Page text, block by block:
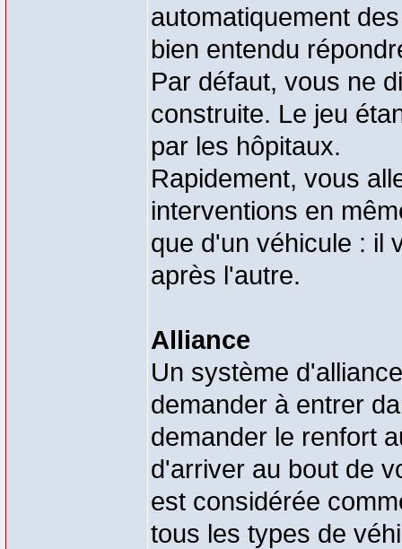
automatiquement
bien entendu
Par défaut, vous ne
construite. Le jeu
par les hôpitaux.
Rapidement, vous
interventions en
que d'un véhicule : il
après l'autre.
Alliance
Un système
demander à entrer
demander le renfort
d'arriver au bout de
est considérée
tous les types de